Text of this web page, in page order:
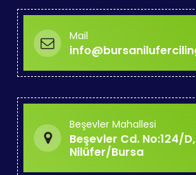
Mail
Beşevler Mahallesi
Beşevler Cd. No:124/D,
Nilüfer/Bursa